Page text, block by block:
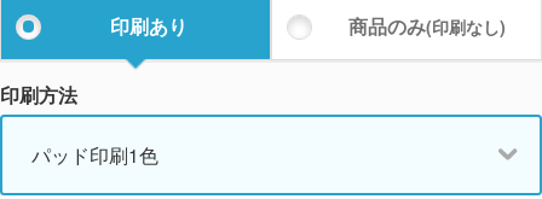
印刷あり 商品のみ(印刷なし)
印刷方法
パッド印刷1色